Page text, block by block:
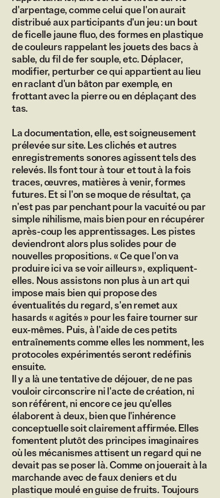
d'arpentage, comme celui que l'on aurait
distribué aux participants d'un jeu : un bout
de ficelle jaune fluo, des formes en plastique
de couleurs rappelant les jouets des bacs à
sable, du fil de fer souple, etc. Déplacer,
modifier, perturber ce qui appartient au lieu
en raclant d'un bâton par exemple, en
frottant avec la pierre ou en déplaçant des
tas.
La documentation, elle, est soigneusement
prélevée sur site. Les clichés et autres
enregistrements sonores agissent tels des
relevés. Ils font tour à tour et tout à la fois
traces, œuvres, matières à venir, formes
futures. Et si l'on se moque de résultat, ça
n'est pas par penchant pour la vacuité ou par
simple nihilisme, mais bien pour en récupérer
après-coup les apprentissages. Les pistes
deviendront alors plus solides pour de
nouvelles propositions. « Ce que l'on va
produire ici va se voir ailleurs », expliquent-
elles. Nous assistons non plus à un art qui
impose mais bien qui propose des
éventualités du regard, s'en remet aux
hasards « agités » pour les faire tourner sur
eux-mêmes. Puis, à l'aide de ces petits
entraînements comme elles les nomment, les
protocoles expérimentés seront redéfinis
ensuite.
Il y a là une tentative de déjouer, de ne pas
vouloir circonscrire ni l'acte de création, ni
son référent, ni encore ce jeu qu'elles
élaborent à deux, bien que l'inhérence
conceptuelle soit clairement affirmée. Elles
fomentent plutôt des principes imaginaires
où les mécanismes attisent un regard qui ne
devait pas se poser là. Comme on jouerait à la
marchande avec de faux deniers et du
plastique moulé en guise de fruits. Toujours